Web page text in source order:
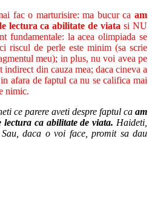
fac o marturisire: ma bucur ca am
lectura ca abilitate de viata si NU
fundamentale: la acea olimpiada se
riscul de perle este minim (sa scrie
meu); in plus, nu voi avea pe
din cauza mea; daca cineva a
afara de faptul ca nu se califica mai
nimic.
ce parere aveti despre faptul ca am
ca abilitate de viata. Haideti,
daca o voi face, promit sa dau